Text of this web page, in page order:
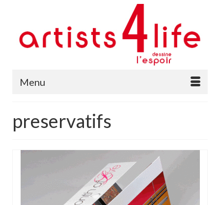
Menu
preservatifs